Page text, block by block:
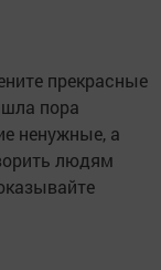
прекрасные
пора
ненужные, а
людям